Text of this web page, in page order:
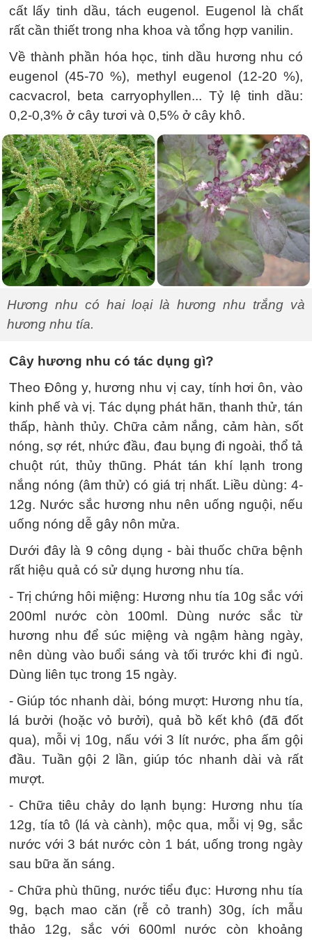
cất lấy tinh dầu, tách eugenol. Eugenol là chất
rất cần thiết trong nha khoa và tổng hợp vanilin.
Về thành phần hóa học, tinh dầu hương nhu có
eugenol (45-70 %), methyl eugenol (12-20 %),
cacvacrol, beta carryophyllen... Tỷ lệ tinh dầu:
0,2-0,3% ở cây tươi và 0,5% ở cây khô.
Hương nhu có hai loại là hương nhu trắng và
hương nhu tía.
Cây hương nhu có tác dụng gì?
Theo Đông y, hương nhu vị cay, tính hơi ôn, vào
kinh phế và vị. Tác dụng phát hãn, thanh thử, tán
thấp, hành thủy. Chữa cảm nắng, cảm hàn, sốt
nóng, sợ rét, nhức đầu, đau bụng đi ngoài, thổ tả
chuột rút, thủy thũng. Phát tán khí lạnh trong
nắng nóng (âm thử) có giá trị nhất. Liều dùng: 4-
12g. Nước sắc hương nhu nên uống nguội, nếu
uống nóng dễ gây nôn mửa.
Dưới đây là 9 công dụng - bài thuốc chữa bệnh
rất hiệu quả có sử dụng hương nhu tía.
- Trị chứng hôi miệng: Hương nhu tía 10g sắc với
200ml nước còn 100ml. Dùng nước sắc từ
hương nhu để súc miệng và ngậm hàng ngày,
nên dùng vào buổi sáng và tối trước khi đi ngủ.
Dùng liên tục trong 15 ngày.
- Giúp tóc nhanh dài, bóng mượt: Hương nhu tía,
lá bưởi (hoặc vỏ bưởi), quả bồ kết khô (đã đốt
qua), mỗi vị 10g, nấu với 3 lít nước, pha ấm gội
đầu. Tuần gội 2 lần, giúp tóc nhanh dài và rất
mượt.
- Chữa tiêu chảy do lạnh bụng: Hương nhu tía
12g, tía tô (lá và cành), mộc qua, mỗi vị 9g, sắc
nước với 3 bát nước còn 1 bát, uống trong ngày
sau bữa ăn sáng.
- Chữa phù thũng, nước tiểu đục: Hương nhu tía
9g, bạch mao căn (rễ cỏ tranh) 30g, ích mẫu
thảo 12g, sắc với 600ml nước còn khoảng